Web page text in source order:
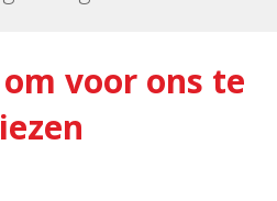
voor ons te